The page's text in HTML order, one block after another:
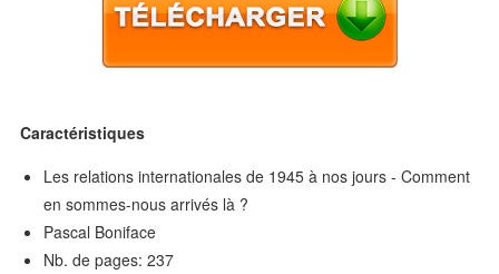
Caractéristiques
Les relations internationales de 1945 à nos jours - Comment
en sommes-nous arrivés là ?
Pascal Boniface
Nb. de pages: 237